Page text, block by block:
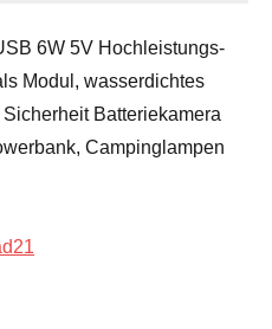
6W 5V Hochleistungs-
Modul, wasserdichtes
Batteriekamera
Campinglampen